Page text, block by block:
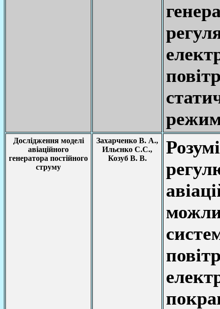
Дослідження моделі
авіаційного
генератора постійного
струму
Захарченко В. А.,
Ильєнко С.С.,
Козуб В. В.